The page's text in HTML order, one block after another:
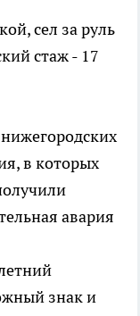
сел за руль
стаж - 17
в которых
авария
знак и